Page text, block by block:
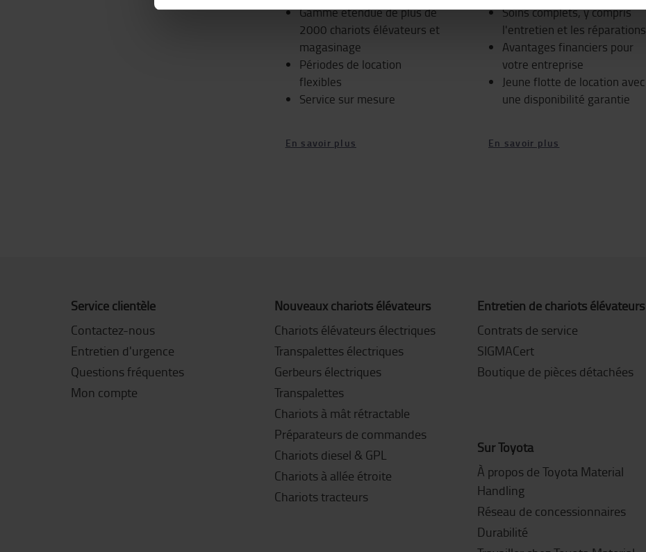
Gamme étendue de plus de
2000 chariots élévateurs et
magasinage
Périodes de location
flexibles
Service sur mesure
En savoir plus
Soins complets, y compris
l'entretien et les réparations
Avantages financiers pour
votre entreprise
Jeune flotte de location avec
une disponibilité garantie
En savoir plus
Service clientèle
Contactez-nous
Entretien d'urgence
Questions fréquentes
Mon compte
Nouveaux chariots élévateurs
Chariots élévateurs électriques
Transpalettes électriques
Gerbeurs électriques
Transpalettes
Chariots à mât rétractable
Préparateurs de commandes
Chariots diesel & GPL
Chariots à allée étroite
Chariots tracteurs
Entretien de chariots élévateurs
Contrats de service
SIGMACert
Boutique de pièces détachées
Sur Toyota
À propos de Toyota Material
Handling
Réseau de concessionnaires
Durabilité